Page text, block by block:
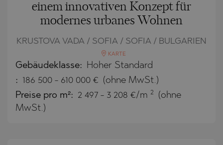
einem innovativen Konzept für
modernes urbanes Wohnen
KRUSTOVA VADA / SOFIA / SOFIA / BULGARIEN
KARTE
Gebäudeklasse: Hoher Standard
: 186 500 - 610 000 € (ohne MwSt.)
Preise pro m²: 2 497 - 3 208 €/m 2
(ohne
MwSt.)